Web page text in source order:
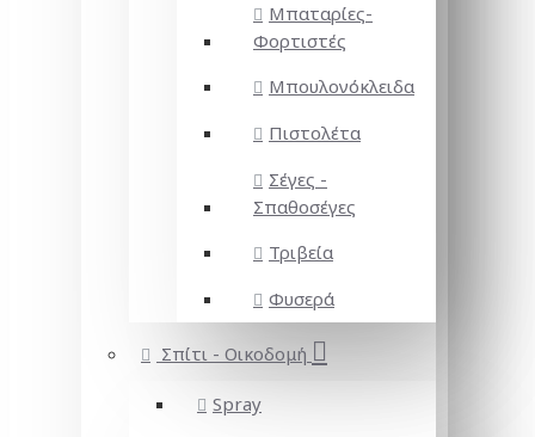
Μπαταρίες-
Φορτιστές
Μπουλονόκλειδα
Πιστολέτα
Σέγες -
Σπαθοσέγες
Τριβεία
Φυσερά
Σπίτι - Οικοδομή
Spray